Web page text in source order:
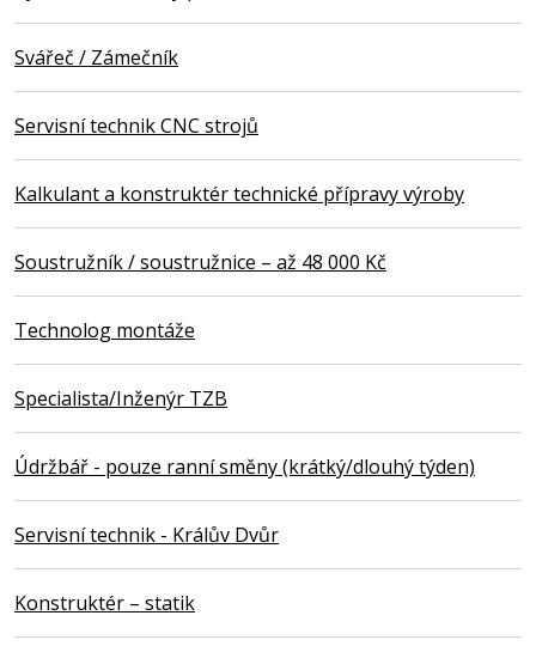
Svářeč / Zámečník
Servisní technik CNC strojů
Kalkulant a konstruktér technické přípravy výroby
Soustružník / soustružnice – až 48 000 Kč
Technolog montáže
Specialista/Inženýr TZB
Údržbář - pouze ranní směny (krátký/dlouhý týden)
Servisní technik - Králův Dvůr
Konstruktér – statik